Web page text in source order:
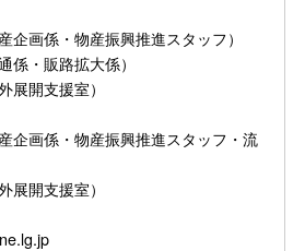
画係・物産振興推進スタッフ）
・販路拡大係）
開支援室）
企画係・物産振興推進スタッフ・流
開支援室）